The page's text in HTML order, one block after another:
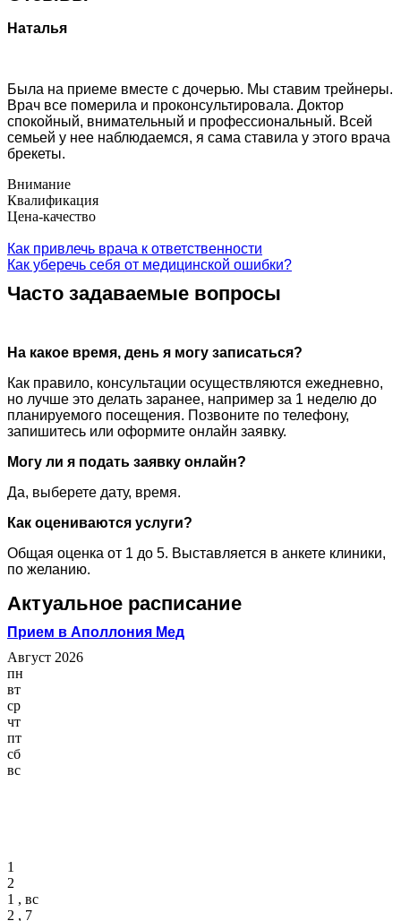
Наталья
Была на приеме вместе с дочерью. Мы ставим трейнеры.
Врач все померила и проконсультировала. Доктор
спокойный, внимательный и профессиональный. Всей
семьей у нее наблюдаемся, я сама ставила у этого врача
брекеты.
Внимание
Квалификация
Цена-качество
Как привлечь врача к ответственности
Как уберечь себя от медицинской ошибки?
Часто задаваемые вопросы
На какое время, день я могу записаться?
Как правило, консультации осуществляются ежедневно,
но лучше это делать заранее, например за 1 неделю до
планируемого посещения. Позвоните по телефону,
запишитесь или оформите онлайн заявку.
Могу ли я подать заявку онлайн?
Да, выберете дату, время.
Как оцениваются услуги?
Общая оценка от 1 до 5. Выставляется в анкете клиники,
по желанию.
Актуальное расписание
Прием в Аполлония Мед
Август 2026
пн
вт
ср
чт
пт
сб
вс
1
2
1 , вс
2 , 7